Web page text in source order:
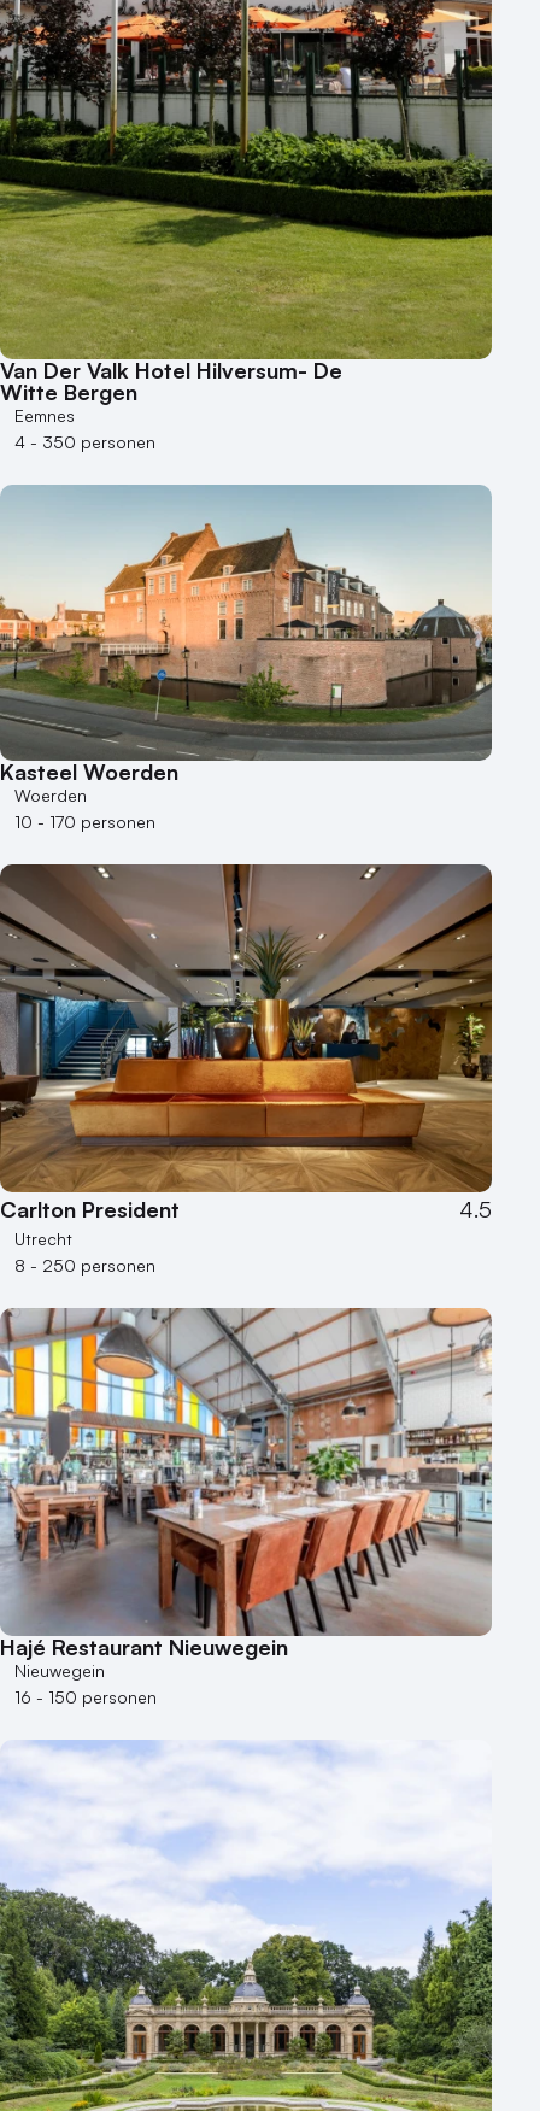
Bijzondere locaties
Buitenlocatie
Duurzame locatie
Groene locatie
Heisessie
Hotel
Hybride events
Industriële locatie
Kasteel en landgoed
Kleine / intieme locatie
Locaties aan zee
Museum
Theater
Varende locatie
Van Der Valk Hotel Hilversum- De
Witte Bergen
Eemnes
4 - 350 personen
Kasteel Woerden
Woerden
10 - 170 personen
Carlton President 4.5
Utrecht
8 - 250 personen
Hajé Restaurant Nieuwegein
Nieuwegein
16 - 150 personen